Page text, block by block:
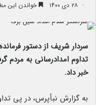
۲۸ دی ۱۴۰۰ خواندن این مطلب ۱ دقیقه
سردار شریف از دستور
تداوم امدادرسانی به مردم
خبر داد.
به گزارش نبأپرس، در پی